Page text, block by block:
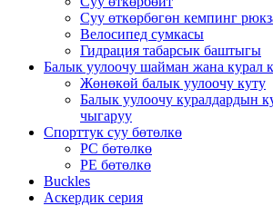
Суу өткөрбөгөн кемпинг
Велосипед сумкасы
Гидрация табарсык баштыгы
Балык уулоочу шайман жана курал
Жөнөкөй балык уулоочу куту
Балык уулоочу куралдардын
чыгаруу
Спорттук суу бөтөлкө
PC бөтөлкө
PE бөтөлкө
Buckles
Аскердик серия